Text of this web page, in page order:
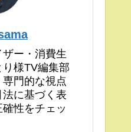
ー・消費生
様TV編集部
門的な視点
に基づく表
性をチェッ